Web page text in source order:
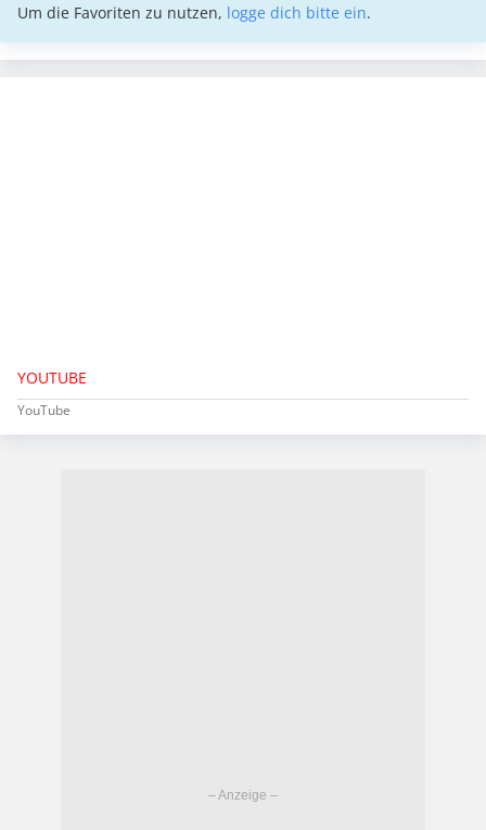
Um die Favoriten zu nutzen, logge dich bitte ein.
YOUTUBE
YouTube